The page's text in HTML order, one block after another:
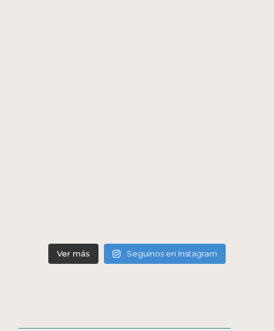
Ver más Seguinos en Instagram